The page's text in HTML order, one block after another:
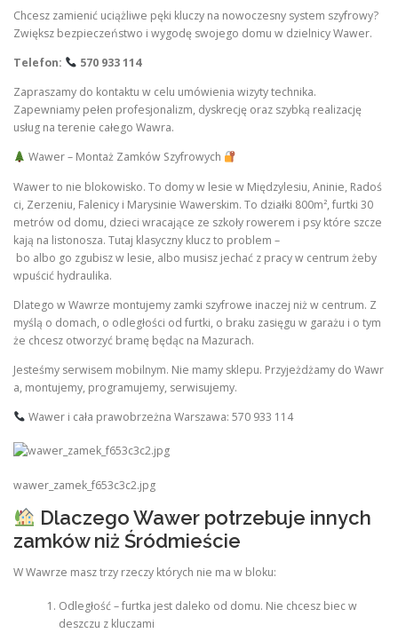
Chcesz zamienić uciążliwe pęki kluczy na nowoczesny system szyfrowy?
Zwiększ bezpieczeństwo i wygodę swojego domu w dzielnicy Wawer.
Telefon:
570 933 114
Zapraszamy do kontaktu w celu umówienia wizyty technika.
Zapewniamy pełen profesjonalizm, dyskrecję oraz szybką realizację
usług na terenie całego Wawra.
Wawer – Montaż Zamków Szyfrowych
Wawer to nie blokowisko. To domy w lesie w Międzylesiu, Aninie, Radoś
ci, Zerzeniu, Falenicy i Marysinie Wawerskim. To działki 800m², furtki 30
metrów od domu, dzieci wracające ze szkoły rowerem i psy które szcze
kają na listonosza. Tutaj klasyczny klucz to problem –
bo albo go zgubisz w lesie, albo musisz jechać z pracy w centrum żeby
wpuścić hydraulika.
Dlatego w Wawrze montujemy zamki szyfrowe inaczej niż w centrum. Z
myślą o domach, o odległości od furtki, o braku zasięgu w garażu i o tym
że chcesz otworzyć bramę będąc na Mazurach.
Jesteśmy serwisem mobilnym. Nie mamy sklepu. Przyjeżdżamy do Wawr
a, montujemy, programujemy, serwisujemy.
Wawer i cała prawobrzeżna Warszawa: 570 933 114
wawer_zamek_f653c3c2.jpg
Dlaczego Wawer potrzebuje innych
zamków niż Śródmieście
W Wawrze masz trzy rzeczy których nie ma w bloku:
Odległość – furtka jest daleko od domu. Nie chcesz biec w
deszczu z kluczami